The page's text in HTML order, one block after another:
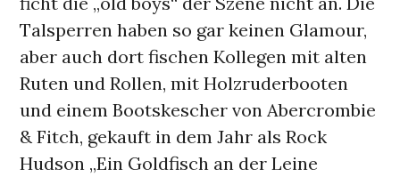
Talsperren haben so gar keinen Glamour,
aber auch dort fischen Kollegen mit alten
Ruten und Rollen, mit Holzruderbooten
und einem Bootskescher von Abercrombie
& Fitch, gekauft in dem Jahr als Rock
Hudson „Ein Goldfisch an der Leine